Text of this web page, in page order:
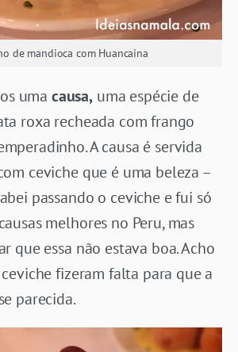
de mandioca com Huancaina
uma causa, uma espécie de
roxa recheada com frango
A causa é servida
ceviche que é uma beleza –
passando o ceviche e fui só
melhores no Peru, mas
que essa não estava boa. Acho
fizeram falta para que a
parecida.